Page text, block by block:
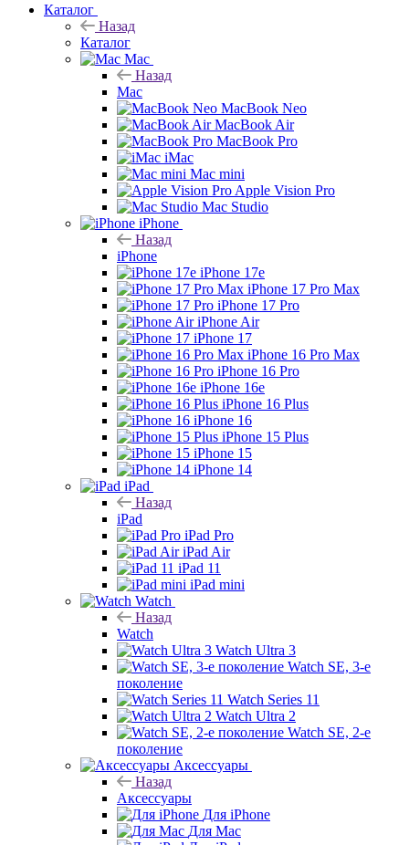
Каталог
Назад
Каталог
Mac
Назад
Mac
MacBook Neo
MacBook Air
MacBook Pro
iMac
Mac mini
Apple Vision Pro
Mac Studio
iPhone
Назад
iPhone
iPhone 17e
iPhone 17 Pro Max
iPhone 17 Pro
iPhone Air
iPhone 17
iPhone 16 Pro Max
iPhone 16 Pro
iPhone 16e
iPhone 16 Plus
iPhone 16
iPhone 15 Plus
iPhone 15
iPhone 14
iPad
Назад
iPad
iPad Pro
iPad Air
iPad 11
iPad mini
Watch
Назад
Watch
Watch Ultra 3
Watch SE, 3-е
поколение
Watch Series 11
Watch Ultra 2
Watch SE, 2-е
поколение
Аксессуары
Назад
Аксессуары
Для iPhone
Для Mac